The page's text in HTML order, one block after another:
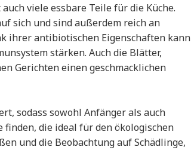
viele essbare Teile für die Küche.
sich und sind außerdem reich an
ihrer antibiotischen Eigenschaften kann
stärken. Auch die Blätter,
Gerichten einen geschmacklichen
sodass sowohl Anfänger als auch
die ideal für den ökologischen
und die Beobachtung auf Schädlinge,